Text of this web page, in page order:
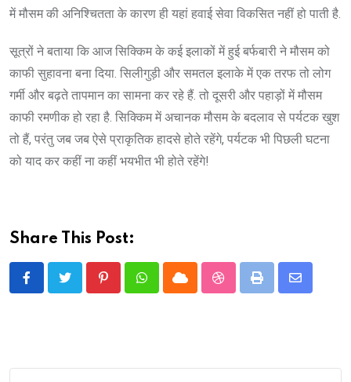
में मौसम की अनिश्चितता के कारण ही यहां हवाई सेवा विकसित नहीं हो पाती है.
सूत्रों ने बताया कि आज सिक्किम के कई इलाकों में हुई बर्फबारी ने मौसम को
काफी सुहावना बना दिया. सिलीगुड़ी और समतल इलाके में एक तरफ तो लोग
गर्मी और बढ़ते तापमान का सामना कर रहे हैं. तो दूसरी और पहाड़ों में मौसम
काफी रमणीक हो रहा है. सिक्किम में अचानक मौसम के बदलाव से पर्यटक खुश
तो हैं, परंतु जब जब ऐसे प्राकृतिक हादसे होते रहेंगे, पर्यटक भी पिछली घटना
को याद कर कहीं ना कहीं भयभीत भी होते रहेंगे!
Share This Post:
PinterestWhatsappCloud StumbleUpon
Print
Share